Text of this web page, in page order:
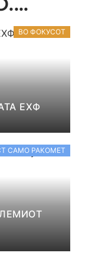
ВО ФОКУСОТ
ЕХФ
САМО РАКОМЕТ